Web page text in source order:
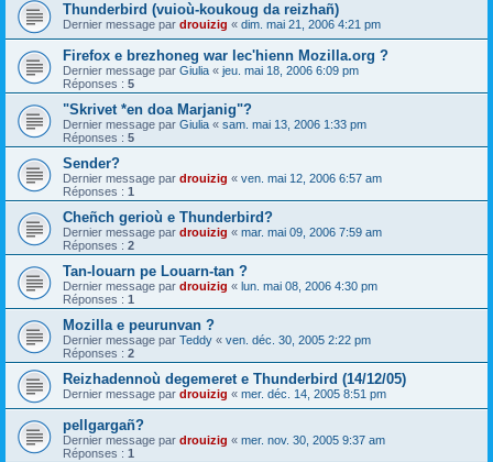
Thunderbird (vuioù-koukoug da reizhañ)
Dernier message par drouizig « dim. mai 21, 2006 4:21 pm
Firefox e brezhoneg war lec'hienn Mozilla.org ?
Dernier message par Giulia « jeu. mai 18, 2006 6:09 pm
Réponses : 5
"Skrivet *en doa Marjanig"?
Dernier message par Giulia « sam. mai 13, 2006 1:33 pm
Réponses : 5
Sender?
Dernier message par drouizig « ven. mai 12, 2006 6:57 am
Réponses : 1
Cheñch gerioù e Thunderbird?
Dernier message par drouizig « mar. mai 09, 2006 7:59 am
Réponses : 2
Tan-louarn pe Louarn-tan ?
Dernier message par drouizig « lun. mai 08, 2006 4:30 pm
Réponses : 1
Mozilla e peurunvan ?
Dernier message par Teddy « ven. déc. 30, 2005 2:22 pm
Réponses : 2
Reizhadennoù degemeret e Thunderbird (14/12/05)
Dernier message par drouizig « mer. déc. 14, 2005 8:51 pm
pellgargañ?
Dernier message par drouizig « mer. nov. 30, 2005 9:37 am
Réponses : 1